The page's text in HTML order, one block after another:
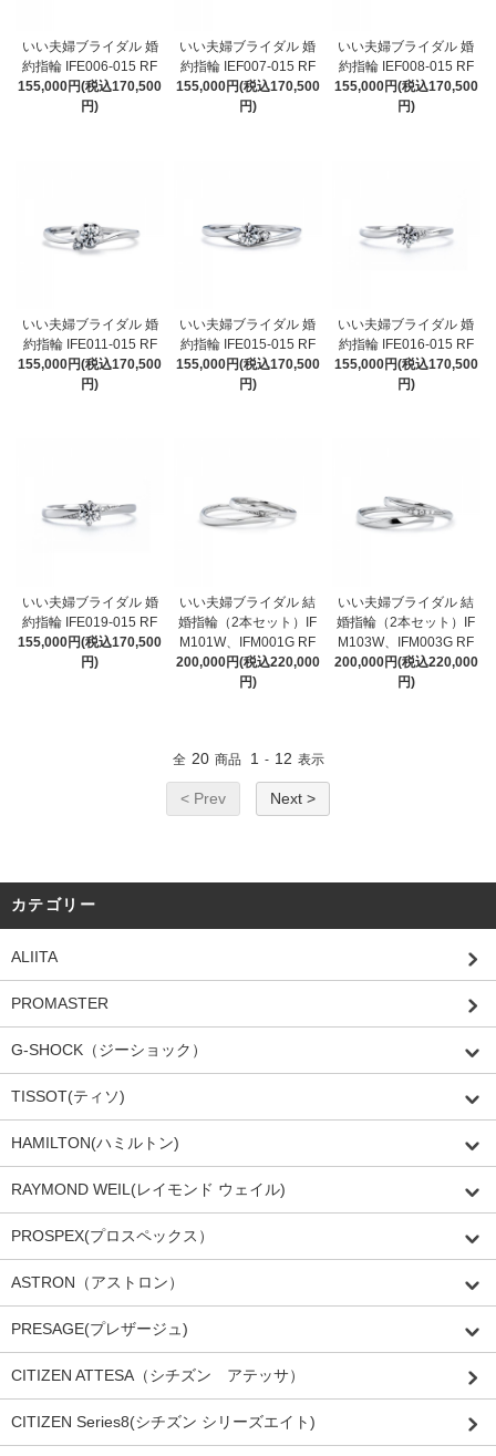
いい夫婦ブライダル 婚
約指輪 IFE006-015 RF
155,000円(税込170,500
円)
いい夫婦ブライダル 婚
約指輪 IEF007-015 RF
155,000円(税込170,500
円)
いい夫婦ブライダル 婚
約指輪 IEF008-015 RF
155,000円(税込170,500
円)
いい夫婦ブライダル 婚
約指輪 IFE011-015 RF
155,000円(税込170,500
円)
いい夫婦ブライダル 婚
約指輪 IFE015-015 RF
155,000円(税込170,500
円)
いい夫婦ブライダル 婚
約指輪 IFE016-015 RF
155,000円(税込170,500
円)
いい夫婦ブライダル 婚
約指輪 IFE019-015 RF
155,000円(税込170,500
円)
いい夫婦ブライダル 結
婚指輪（2本セット）IF
M101W、IFM001G RF
200,000円(税込220,000
円)
いい夫婦ブライダル 結
婚指輪（2本セット）IF
M103W、IFM003G RF
200,000円(税込220,000
円)
全 20 商品 1 - 12 表示
< Prev Next >
カテゴリー
ALIITA
PROMASTER
G-SHOCK（ジーショック）
TISSOT(ティソ)
HAMILTON(ハミルトン)
RAYMOND WEIL(レイモンド ウェイル)
PROSPEX(プロスペックス）
ASTRON（アストロン）
PRESAGE(プレザージュ)
CITIZEN ATTESA（シチズン アテッサ）
CITIZEN Series8(シチズン シリーズエイト)